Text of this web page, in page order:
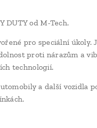
DUTY od M-Tech.
pro speciální úkoly.
proti nárazům a
technologií.
a další vozidla